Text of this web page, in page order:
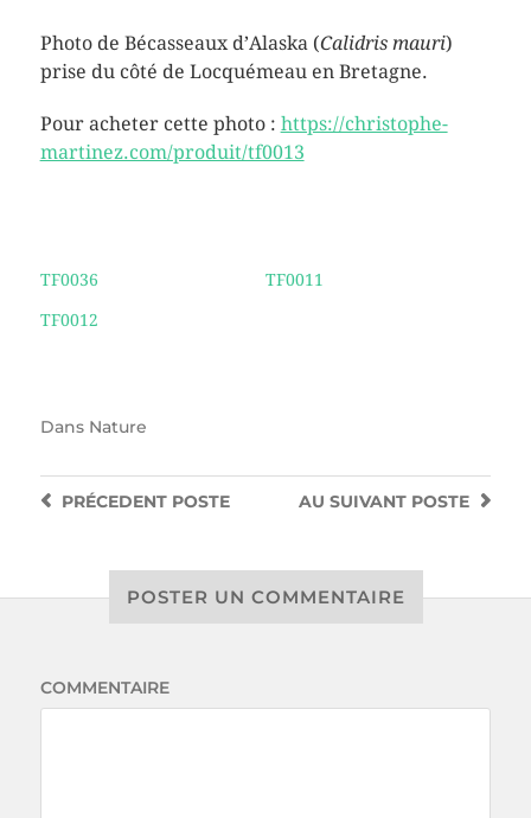
Photo de Bécasseaux d’Alaska (Calidris mauri)
prise du côté de Locquémeau en Bretagne.
Pour acheter cette photo : https://christophe-
martinez.com/produit/tf0013
TF0036 TF0011
TF0012
Dans Nature
AU SUIVANT POSTE
PRÉCEDENTPOSTE
POSTER UN COMMENTAIRE
COMMENTAIRE